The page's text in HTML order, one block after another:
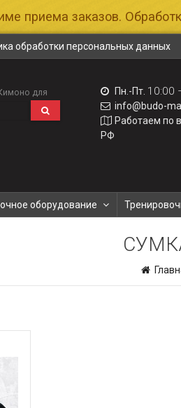
приема заказов.
обработки персональных данных
для Пн.-Пт. 10:00
info@budo-
Работаем по
РФ
оборудование